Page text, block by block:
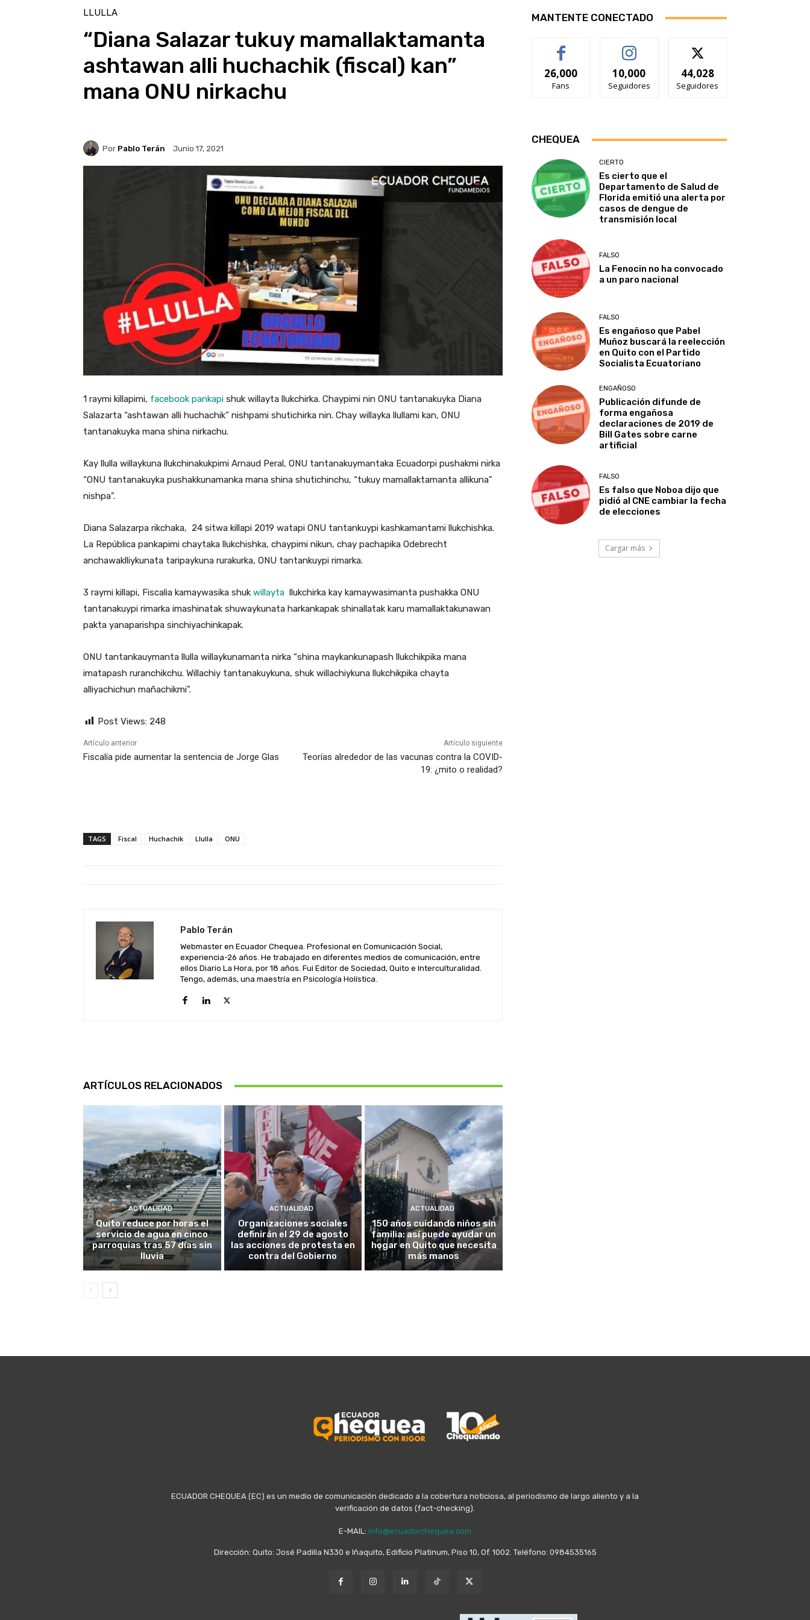
LLULLA
“Diana Salazar tukuy mamallaktamanta
ashtawan alli huchachik (fiscal) kan”
mana ONU nirkachu
Por Pablo Terán Junio 17, 2021
1 raymi killapimi, facebook pankapi shuk willayta llukchirka. Chaypimi nin ONU tantanakuyka Diana
Salazarta “ashtawan alli huchachik” nishpami shutichirka nin. Chay willayka llullami kan, ONU
tantanakuyka mana shina nirkachu.
Kay llulla willaykuna llukchinakukpimi Arnaud Peral, ONU tantanakuymantaka Ecuadorpi pushakmi nirka
“ONU tantanakuyka pushakkunamanka mana shina shutichinchu, “tukuy mamallaktamanta allikuna”
nishpa”.
Diana Salazarpa rikchaka, 24 sitwa killapi 2019 watapi ONU tantankuypi kashkamantami llukchishka.
La República pankapimi chaytaka llukchishka, chaypimi nikun, chay pachapika Odebrecht
anchawaklliykunata taripaykuna rurakurka, ONU tantankuypi rimarka.
3 raymi killapi, Fiscalia kamaywasika shuk willayta llukchirka kay kamaywasimanta pushakka ONU
tantanakuypi rimarka imashinatak shuwaykunata harkankapak shinallatak karu mamallaktakunawan
pakta yanaparishpa sinchiyachinkapak.
ONU tantankauymanta llulla willaykunamanta nirka “shina maykankunapash llukchikpika mana
imatapash ruranchikchu. Willachiy tantanakuykuna, shuk willachiykuna llukchikpika chayta
alliyachichun mañachikmi”.
Post Views: 248
Artículo anterior
Fiscalía pide aumentar la sentencia de Jorge Glas
Artículo siguiente
Teorías alrededor de las vacunas contra la COVID-
19: ¿mito o realidad?
TAGS Fiscal Huchachik Llulla ONU
Pablo Terán
Webmaster en Ecuador Chequea. Profesional en Comunicación Social,
experiencia-26 años. He trabajado en diferentes medios de comunicación, entre
ellos Diario La Hora, por 18 años. Fui Editor de Sociedad, Quito e Interculturalidad.
Tengo, además, una maestría en Psicología Holística.
ARTÍCULOS RELACIONADOS
ACTUALIDAD
Quito reduce por horas el
servicio de agua en cinco
parroquias tras 57 días sin
lluvia
ACTUALIDAD
Organizaciones sociales
definirán el 29 de agosto
las acciones de protesta en
contra del Gobierno
ACTUALIDAD
150 años cuidando niños sin
familia: así puede ayudar un
hogar en Quito que necesita
más manos
MANTENTE CONECTADO
26,000
Fans
10,000
Seguidores
44,028
Seguidores
CHEQUEA
CIERTO
Es cierto que el
Departamento de Salud de
Florida emitió una alerta por
casos de dengue de
transmisión local
FALSO
La Fenocin no ha convocado
a un paro nacional
FALSO
Es engañoso que Pabel
Muñoz buscará la reelección
en Quito con el Partido
Socialista Ecuatoriano
ENGAÑOSO
Publicación difunde de
forma engañosa
declaraciones de 2019 de
Bill Gates sobre carne
artificial
FALSO
Es falso que Noboa dijo que
pidió al CNE cambiar la fecha
de elecciones
Cargar más
ECUADOR CHEQUEA (EC) es un medio de comunicación dedicado a la cobertura noticiosa, al periodismo de largo aliento y a la
verificación de datos (fact-checking).
E-MAIL: info@ecuadorchequea.com
Dirección: Quito: José Padilla N330 e Iñaquito, Edificio Platinum, Piso 10, Of. 1002. Teléfono: 0984535165